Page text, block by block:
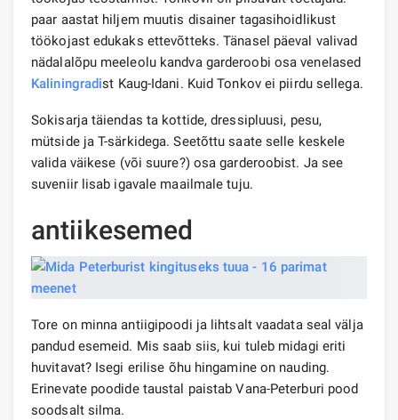
paar aastat hiljem muutis disainer tagasihoidlikust
töökojast edukaks ettevõtteks. Tänasel päeval valivad
nädalalõpu meeleolu kandva garderoobi osa venelased
Kaliningradist Kaug-Idani. Kuid Tonkov ei piirdu sellega.
Sokisarja täiendas ta kottide, dressipluusi, pesu,
mütside ja T-särkidega. Seetõttu saate selle keskele
valida väikese (või suure?) osa garderoobist. Ja see
suveniir lisab igavale maailmale tuju.
antiikesemed
Tore on minna antiigipoodi ja lihtsalt vaadata seal välja
pandud esemeid. Mis saab siis, kui tuleb midagi eriti
huvitavat? Isegi erilise õhu hingamine on nauding.
Erinevate poodide taustal paistab Vana-Peterburi pood
soodsalt silma.